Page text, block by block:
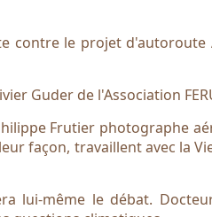
contre le projet d'autoroute
Guder de l'Association
Frutier photographe
façon, travaillent avec la
lui-même le débat.